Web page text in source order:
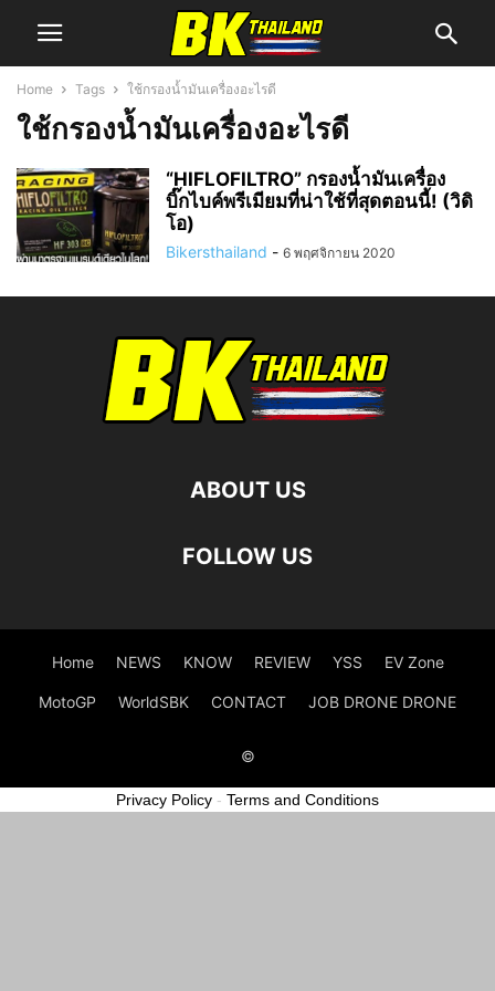
Home Tags ใช้กรองน้ำมันเครื่องอะไรดี
ใช้กรองน้ำมันเครื่องอะไรดี
“HIFLOFILTRO” กรองน้ำมันเครื่อง
บิ๊กไบค์พรีเมียมที่น่าใช้ที่สุดตอนนี้! (วิดิ
โอ)
Bikersthailand - 6 พฤศจิกายน 2020
ABOUT US
FOLLOW US
Home NEWS KNOW REVIEW YSS EV Zone
MotoGP WorldSBK CONTACT JOB DRONE DRONE
©
Privacy Policy - Terms and Conditions